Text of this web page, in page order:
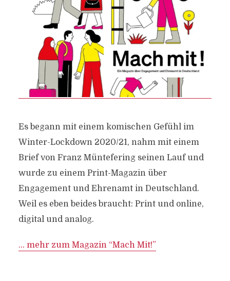
Es begann mit einem komischen Gefühl im
Winter-Lockdown 2020/21, nahm mit einem
Brief von Franz Müntefering seinen Lauf und
wurde zu einem Print-Magazin über
Engagement und Ehrenamt in Deutschland.
Weil es eben beides braucht: Print und online,
digital und analog.
… mehr zum Magazin “Mach Mit!”